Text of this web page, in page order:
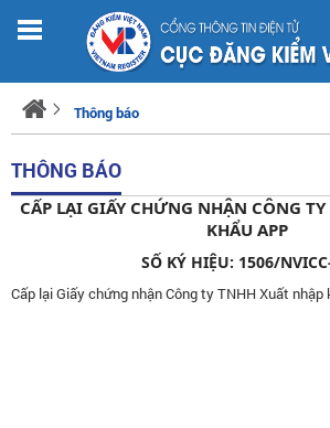
Thông báo
THÔNG BÁO
CẤP LẠI GIẤY CHỨNG NHẬN CÔNG
KHẨU APP
SỐ KÝ HIỆU: 1506/
Cấp lại Giấy chứng nhận Công ty TNHH Xuất nhập